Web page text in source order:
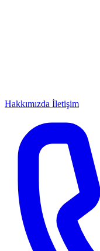
Hakkımızda İletişim